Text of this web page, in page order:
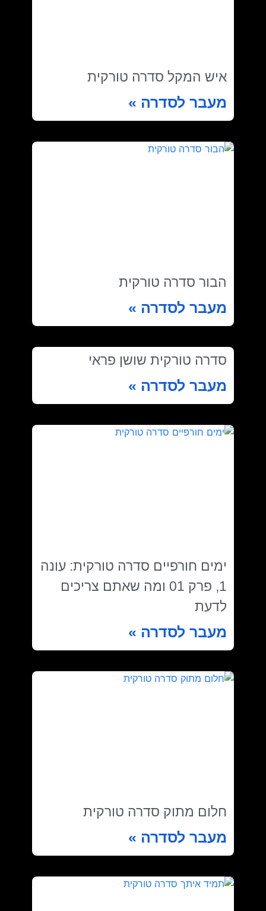
איש המקל סדרה טורקית
מעבר לסדרה »
הבור סדרה טורקית
מעבר לסדרה »
סדרה טורקית שושן פראי
מעבר לסדרה »
ימים חורפיים סדרה טורקית: עונה
1, פרק 01 ומה שאתם צריכים
לדעת
מעבר לסדרה »
חלום מתוק סדרה טורקית
מעבר לסדרה »